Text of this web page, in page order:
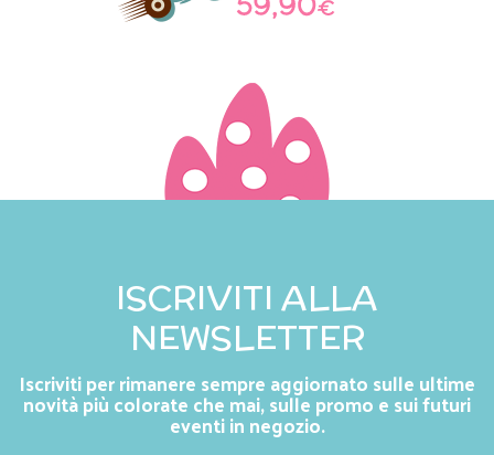
ISCRIVITI ALLA
NEWSLETTER
Iscriviti per rimanere sempre aggiornato sulle ultime
novità più colorate che mai, sulle promo e sui futuri
eventi in negozio.